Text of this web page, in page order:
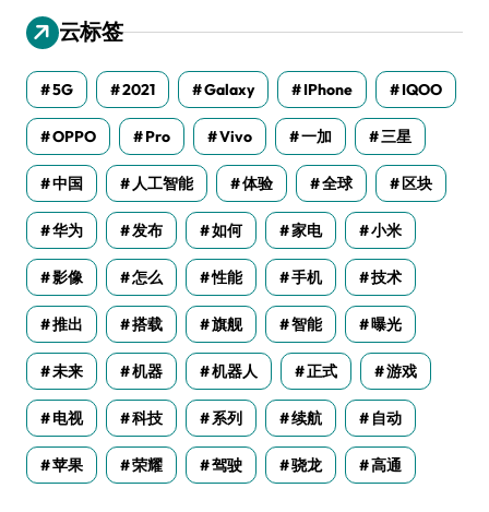
云标签
5G 2021 Galaxy IPhone IQOO
OPPO Pro Vivo 一加 三星
中国 人工智能 体验 全球 区块
华为 发布 如何 家电 小米
影像 怎么 性能 手机 技术
推出 搭载 旗舰 智能 曝光
未来 机器 机器人 正式 游戏
电视 科技 系列 续航 自动
苹果 荣耀 驾驶 骁龙 高通